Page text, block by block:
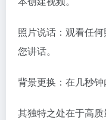
照片说话：观看任
您讲话。
背景更换：在几秒钟
其独特之处在于高